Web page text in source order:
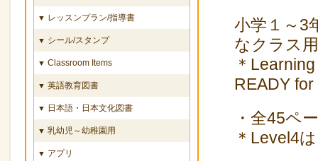
▼ レッスンプラン/指導書
▼ シール/スタンプ
▼ Classroom Items
▼ 英語教育図書
▼ 日本語・日本文化図書
▼ 乳幼児～幼稚園用
▼ アプリ
小学１～3
なクラス用
＊
READY
・全45ペ
＊Level4